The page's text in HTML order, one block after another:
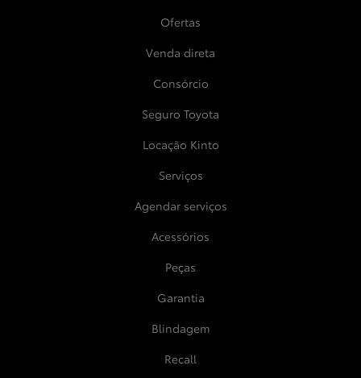
Ofertas
Venda direta
Consórcio
Seguro Toyota
Locação Kinto
Serviços
Agendar serviços
Acessórios
Peças
Garantia
Blindagem
Recall